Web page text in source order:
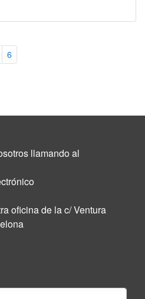
6
llamando al
oficina de la c/ Ventura